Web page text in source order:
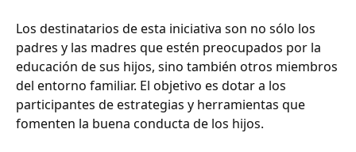
Los destinatarios de esta iniciativa son no sólo los
padres y las madres que estén preocupados por la
educación de sus hijos, sino también otros miembros
del entorno familiar. El objetivo es dotar a los
participantes de estrategias y herramientas que
fomenten la buena conducta de los hijos.